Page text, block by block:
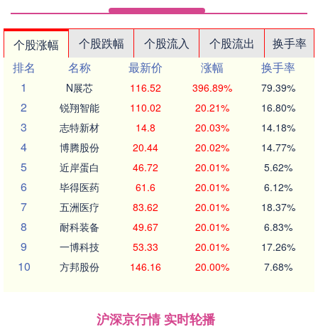
个股涨幅 个股跌幅 个股流入 个股流出
换手率
排名
名称 最新价 涨幅
换手率
1
N展芯 116.52 396.89% 79.39%
2 锐翔智能 110.02 20.21% 16.80%
3 志特新材 14.8 20.03% 14.18%
4 博腾股份 20.44 20.02% 14.77%
5 近岸蛋白 46.72 20.01% 5.62%
6 毕得医药 61.6 20.01% 6.12%
7 五洲医疗 83.62 20.01% 18.37%
8 耐科装备 49.67 20.01% 6.83%
9 一博科技 53.33 20.01% 17.26%
10 方邦股份 146.16 20.00% 7.68%
沪深京行情 实时轮播